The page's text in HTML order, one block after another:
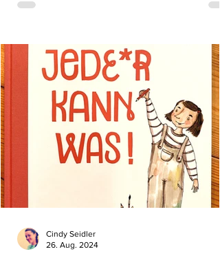
Cindy Seidler
26. Aug. 2024